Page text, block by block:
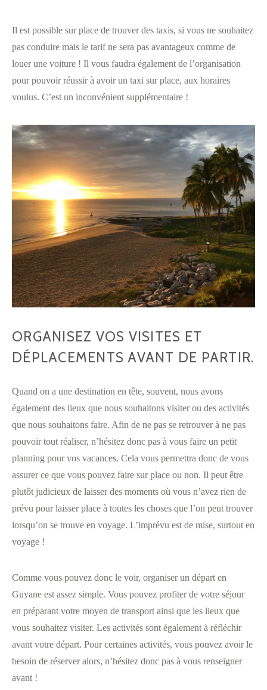
Il est possible sur place de trouver des taxis, si vous ne souhaitez
pas conduire mais le tarif ne sera pas avantageux comme de
louer une voiture ! Il vous faudra également de l’organisation
pour pouvoir réussir à avoir un taxi sur place, aux horaires
voulus. C’est un inconvénient supplémentaire !
ORGANISEZ VOS VISITES ET
DÉPLACEMENTS AVANT DE PARTIR.
Quand on a une destination en tête, souvent, nous avons
également des lieux que nous souhaitons visiter ou des activités
que nous souhaitons faire. Afin de ne pas se retrouver à ne pas
pouvoir tout réaliser, n’hésitez donc pas à vous faire un petit
planning pour vos vacances. Cela vous permettra donc de vous
assurer ce que vous pouvez faire sur place ou non. Il peut être
plutôt judicieux de laisser des moments où vous n’avez rien de
prévu pour laisser place à toutes les choses que l’on peut trouver
lorsqu’on se trouve en voyage. L’imprévu est de mise, surtout en
voyage !
Comme vous pouvez donc le voir, organiser un départ en
Guyane est assez simple. Vous pouvez profiter de votre séjour
en préparant votre moyen de transport ainsi que les lieux que
vous souhaitez visiter. Les activités sont également à réfléchir
avant votre départ. Pour certaines activités, vous pouvez avoir le
besoin de réserver alors, n’hésitez donc pas à vous renseigner
avant !